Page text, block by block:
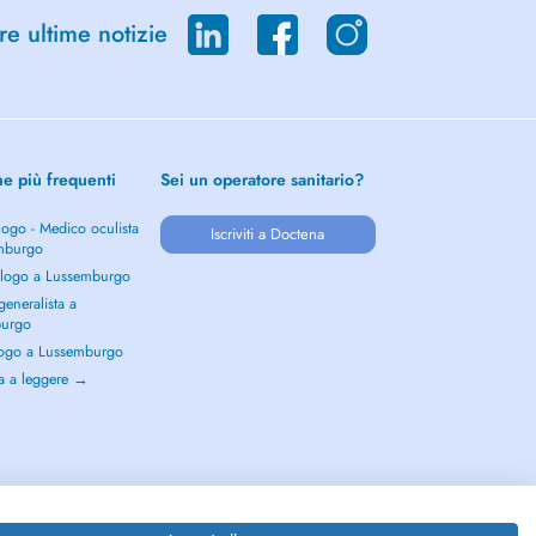
ultime notizie
più frequenti
- Medico oculista
a Lussemburgo
a
a Lussemburgo
a leggere →
Sei un operatore sanitario?
Iscriviti a Doctena